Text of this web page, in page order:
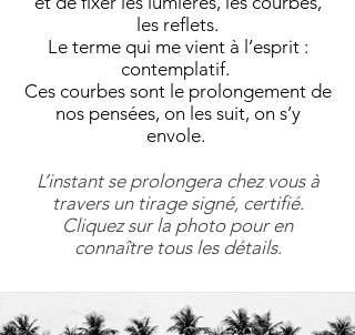
les reflets.
Le terme qui me vient à l’esprit :
contemplatif.
Ces courbes sont le prolongement de
nos pensées, on les suit, on s’y
envole.
L’instant se prolongera chez vous à
travers un tirage signé, certifié.
Cliquez sur la photo pour en
connaître tous les détails.